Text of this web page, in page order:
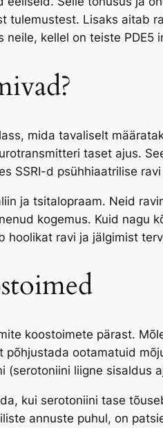
Lisaks aitab
kellel on teiste
mida tavaliselt
taset ajus.
SSRI-d psühhiaatrilise
ja tsitalopraam. Neid
kogemus. Kuid nagu
ravi ja jälgimist
koostoimete pärast.
ootamatuid
liigne sisaldus
kui serotoniini tase
annuste puhul, on